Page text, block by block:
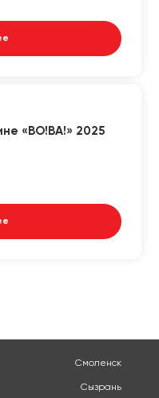
«ВО!ВА!» 2025
Смоленск
Сызрань